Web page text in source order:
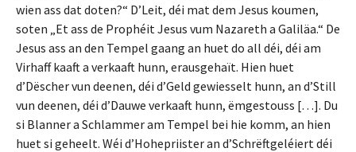
wien ass dat doten?“ D’Leit, déi mat dem Jesus koumen,
soten „Et ass de Prophéit Jesus vum Nazareth a Galiläa.“ De
Jesus ass an den Tempel gaang an huet do all déi, déi am
Virhaff kaaft a verkaaft hunn, erausgehaït. Hien huet
d’Dëscher vun deenen, déi d’Geld gewiesselt hunn, an d’Still
vun deenen, déi d’Dauwe verkaaft hunn, ëmgestouss […]. Du
si Blanner a Schlammer am Tempel bei hie komm, an hien
huet si geheelt. Wéi d’Hohepriister an d’Schrëftgeléiert déi